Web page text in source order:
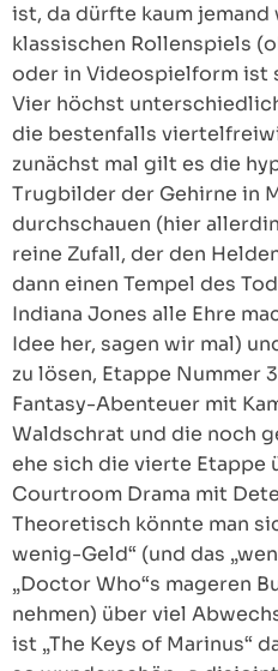
ist, da dürfte kaum
klassischen Rollenspiels
oder in Videospielform ist
Vier höchst
die bestenfalls
zunächst mal gilt es die
Trugbilder der Gehirne in
durchschauen (hier
reine Zufall, der den
dann einen Tempel des
Indiana Jones alle Ehre
Idee her, sagen wir mal)
zu lösen, Etappe Nummer
Fantasy-Abenteuer mit
Waldschrat und die noch
ehe sich die vierte Etappe
Courtroom Drama mit
Theoretisch könnte man
wenig-Geld“ (und das
„Doctor Who“s mageren
nehmen) über viel
ist „The Keys of Marinus“